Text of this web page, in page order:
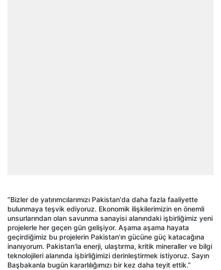
“Bizler de yatırımcılarımızı Pakistan'da daha fazla faaliyette
bulunmaya teşvik ediyoruz. Ekonomik ilişkilerimizin en önemli
unsurlarından olan savunma sanayisi alanındaki işbirliğimiz yeni
projelerle her geçen gün gelişiyor. Aşama aşama hayata
geçirdiğimiz bu projelerin Pakistan'ın gücüne güç katacağına
inanıyorum. Pakistan'la enerji, ulaştırma, kritik mineraller ve bilgi
teknolojileri alanında işbirliğimizi derinleştirmek istiyoruz. Sayın
Başbakanla bugün kararlılığımızı bir kez daha teyit ettik.”